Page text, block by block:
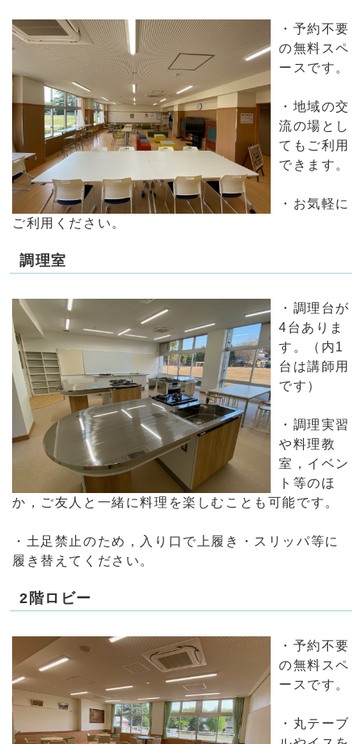
・予約不要
の無料スペ
ースです。
・地域の交
流の場とし
てもご利用
できます。
・お気軽に
ご利用ください。
調理室
・調理台が
4台ありま
す。（内1
台は講師用
です）
・調理実習
や料理教
室，イベン
ト等のほ
か，ご友人と一緒に料理を楽しむことも可能です。
・土足禁止のため，入り口で上履き・スリッパ等に
履き替えてください。
2階ロビー
・予約不要
の無料スペ
ースです。
・丸テーブ